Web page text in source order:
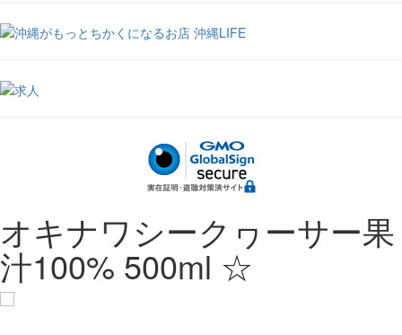
オキナワシークヮーサー果
汁100% 500ml ☆